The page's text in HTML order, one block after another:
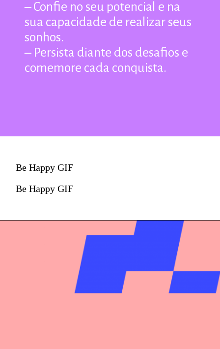
– Confie no seu potencial e na
sua capacidade de realizar seus
sonhos.
– Persista diante dos desafios e
comemore cada conquista.
Be Happy GIF
Be Happy GIF